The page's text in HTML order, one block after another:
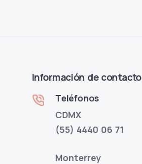
Información de contacto
Teléfonos
CDMX
(55) 4440 06 71
Monterrey